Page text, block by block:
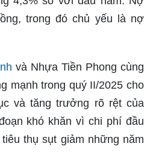
trong đó chủ yếu là nợ
và Nhựa Tiền Phong cùng
mạnh trong quý II/2025 cho
và tăng trưởng rõ rệt của
khó khăn vì chi phí đầu
thụ sụt giảm những năm